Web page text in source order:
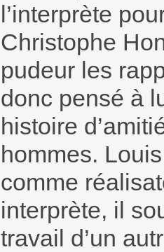
l’interprète
Christophe
pudeur les
donc pensé à
histoire
hommes.
comme
interprète, il
travail d’un